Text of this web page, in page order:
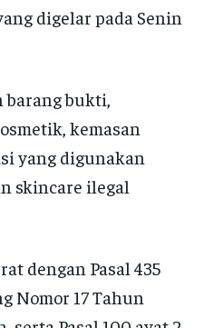
digelar pada Senin
bukti,
kemasan
yang digunakan
skincare ilegal
dengan Pasal 435
Nomor 17 Tahun